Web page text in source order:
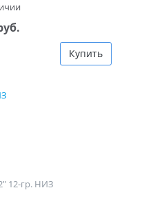
Купить
12-гр. НИЗ